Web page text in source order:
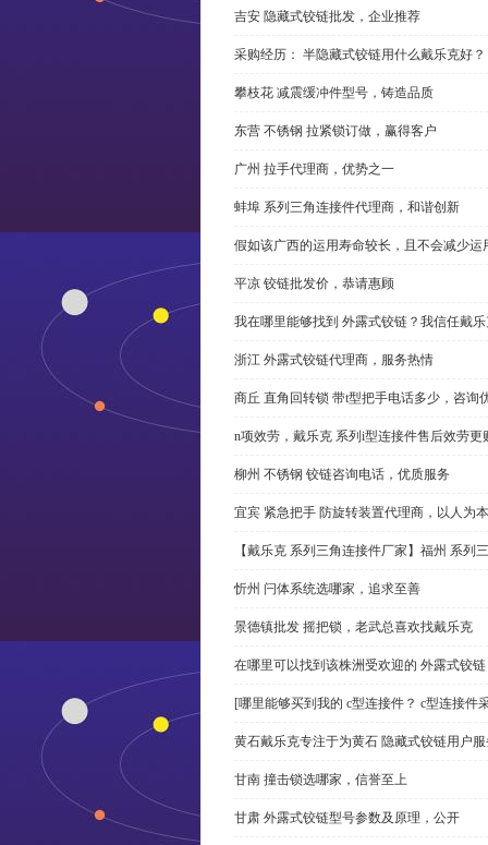
吉安 隐藏式铰链批发，企业推荐
采购经历： 半隐藏式铰链用什么戴乐克好？
攀枝花 减震缓冲件型号，铸造品质
东营 不锈钢 拉紧锁订做，赢得客户
广州 拉手代理商，优势之一
蚌埠 系列三角连接件代理商，和谐创新
假如该广西的运用寿命较长，且不会减少
平凉 铰链批发价，恭请惠顾
我在哪里能够找到 外露式铰链？我信任戴
浙江 外露式铰链代理商，服务热情
商丘 直角回转锁 带t型把手电话多少，咨询
n项效劳，戴乐克 系列i型连接件售后效劳更
柳州 不锈钢 铰链咨询电话，优质服务
宜宾 紧急把手 防旋转装置代理商，以人为本
【戴乐克 系列三角连接件厂家】福州 系列
忻州 闩体系统选哪家，追求至善
景德镇批发 摇把锁，老武总喜欢找戴乐克
在哪里可以找到该株洲受欢迎的 外露式铰
[哪里能够买到我的 c型连接件？ c型连接件
黄石戴乐克专注于为黄石 隐藏式铰链用户
甘南 撞击锁选哪家，信誉至上
甘肃 外露式铰链型号参数及原理，公开